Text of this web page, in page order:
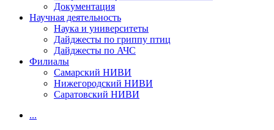
Документация
Научная деятельность
Наука и университеты
Дайджесты по гриппу птиц
Дайджесты по АЧС
Филиалы
Самарский НИВИ
Нижегородский НИВИ
Саратовский НИВИ
...